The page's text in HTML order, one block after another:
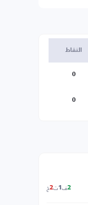
النقاط
0
0
2ف 1ت2خ